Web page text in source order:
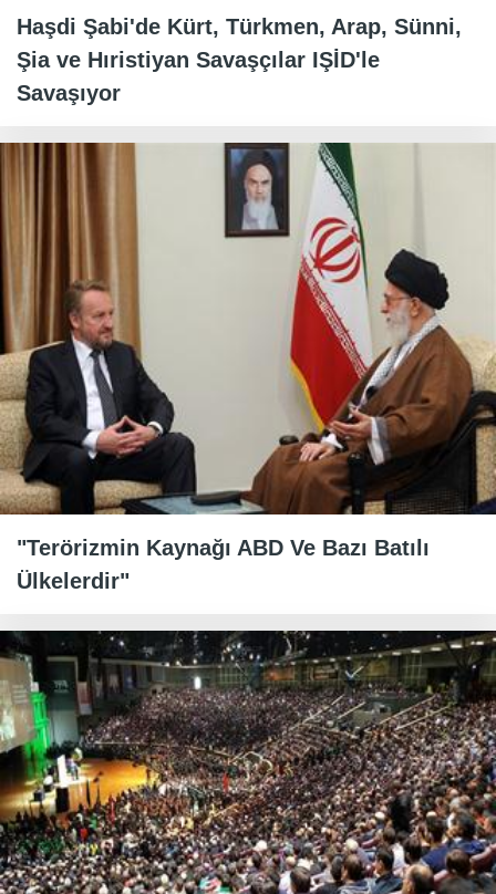
Haşdi Şabi'de Kürt, Türkmen, Arap, Sünni,
Şia ve Hıristiyan Savaşçılar IŞİD'le
Savaşıyor
"Terörizmin Kaynağı ABD Ve Bazı Batılı
Ülkelerdir"